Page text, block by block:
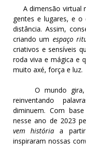
A dimensão virtual
gentes e lugares, e
distância. Assim,
criando um espaço
criativos e sensíveis
roda viva e mágica e
muito axé, força e luz.
O mundo gira,
reinventando
diminuem. Com
nesse ano de 2023
vem históriaa
inspiraram nossas